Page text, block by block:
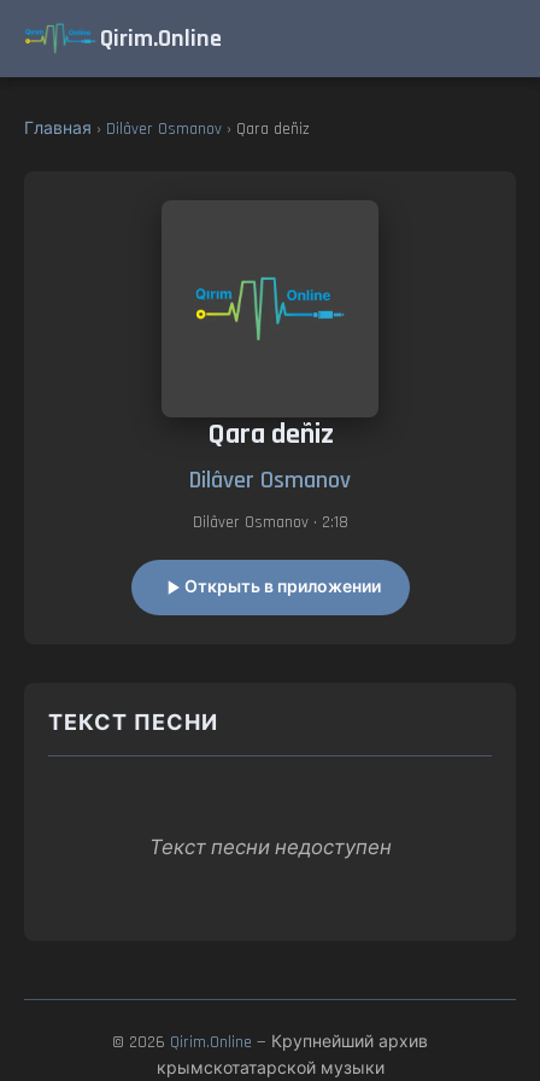
Qirim.Online
Главная › Dilâver Osmanov › Qara deñiz
Qara deñiz
Dilâver Osmanov
Dilâver Osmanov• 2:18
Открыть в приложении
ТЕКСТ ПЕСНИ
Текст песни недоступен
© 2026 Qirim.Online — Крупнейший архив
крымскотатарской музыки